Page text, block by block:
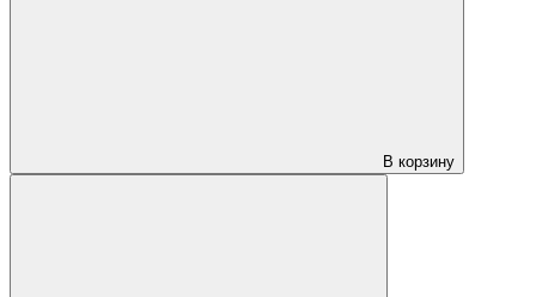
В корзину